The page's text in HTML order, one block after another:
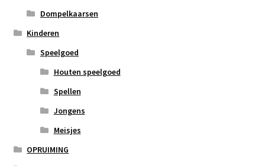
Dompelkaarsen
Kinderen
Speelgoed
Houten speelgoed
Spellen
Jongens
Meisjes
OPRUIMING